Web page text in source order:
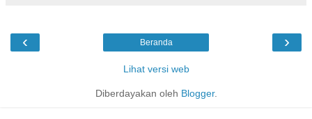
‹ ›
Beranda
Lihat versi web
Diberdayakan oleh Blogger.